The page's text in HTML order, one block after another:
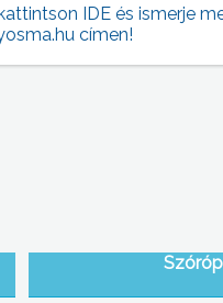
HÍREIIDE és ismerje
címen!